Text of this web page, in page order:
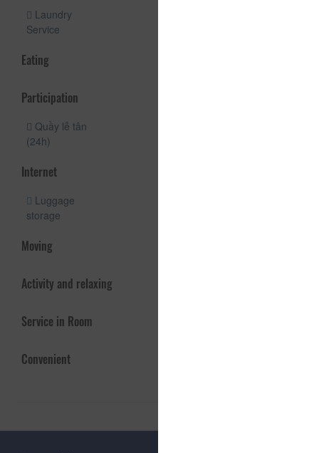
Laundry
Service
Eating
Participation
Quầy lễ tân
(24h)
Internet
Luggage
storage
Moving
Activity and relaxing
Service in Room
Convenient